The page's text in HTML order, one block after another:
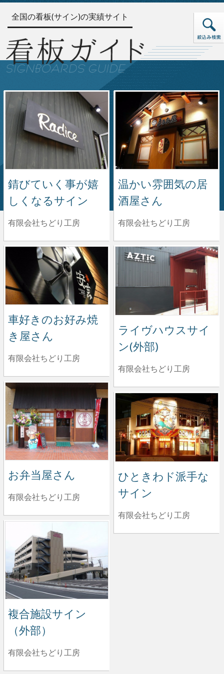
全国の看板(サイン)の実績サイト
錆びていく事が嬉
しくなるサイン
有限会社ちどり工房
温かい雰囲気の居
酒屋さん
有限会社ちどり工房
車好きのお好み焼
き屋さん
有限会社ちどり工房
ライヴハウスサイ
ン(外部)
有限会社ちどり工房
お弁当屋さん
有限会社ちどり工房
ひときわド派手な
サイン
有限会社ちどり工房
複合施設サイン
（外部）
有限会社ちどり工房